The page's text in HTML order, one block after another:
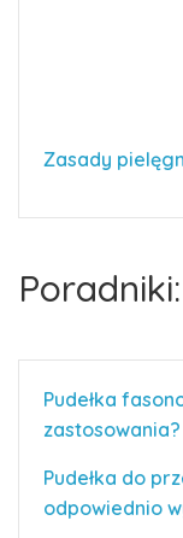
Zasady
Poradniki:
Pudełka
zastosowania?
Pudełka do
odpowiednio